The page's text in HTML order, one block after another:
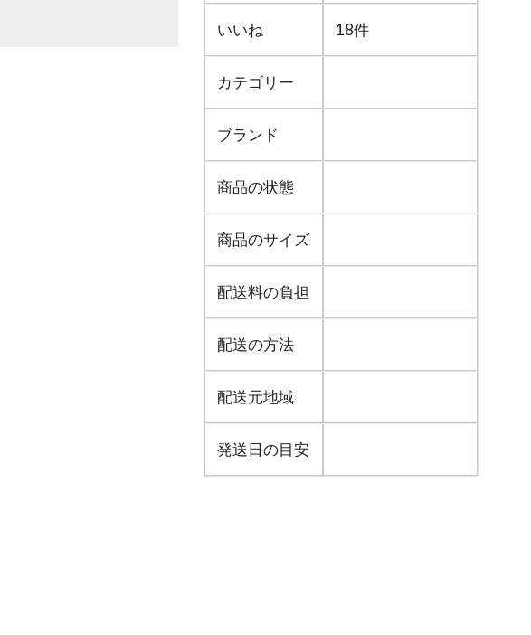
いいね 18件
カテゴリー
ブランド
商品の状態
商品のサイズ
配送料の負担
配送の方法
配送元地域
発送日の目安